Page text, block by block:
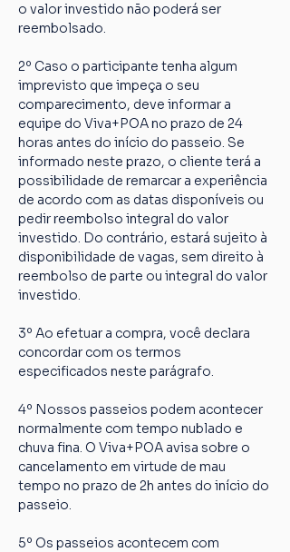
o valor investido não poderá ser
reembolsado.
2º Caso o participante tenha algum
imprevisto que impeça o seu
comparecimento, deve informar a
equipe do Viva+POA no prazo de 24
horas antes do início do passeio. Se
informado neste prazo, o cliente terá a
possibilidade de remarcar a experiência
de acordo com as datas disponíveis ou
pedir reembolso integral do valor
investido. Do contrário, estará sujeito à
disponibilidade de vagas, sem direito à
reembolso de parte ou integral do valor
investido.
3º Ao efetuar a compra, você declara
concordar com os termos
especificados neste parágrafo.
4º Nossos passeios podem acontecer
normalmente com tempo nublado e
chuva fina. O Viva+POA avisa sobre o
cancelamento em virtude de mau
tempo no prazo de 2h antes do início do
passeio.
5º Os passeios acontecem com